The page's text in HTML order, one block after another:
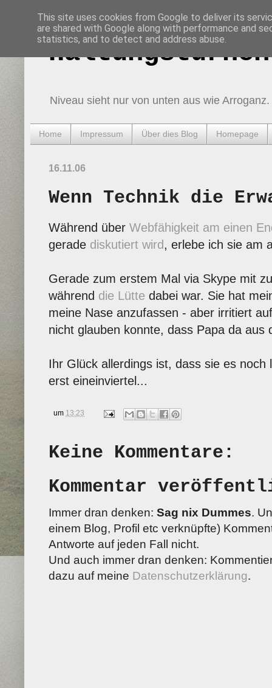
Haltungsturnen
Niveau sieht nur von unten aus wie Arroganz.
Home Impressum Über dies Blog Homepage
16.11.06
Wenn Technik die
Während über Webfähigkeit am einen
gerade diskutiert wird, erlebe ich sie am
Gerade zum erstem Mal via Skype mit
während die Lütte dabei war. Sie hat
meine Nase anzufassen - aber irritiert
nicht glauben konnte, dass Papa da aus
Ihr Glück allerdings ist, dass sie es
erst eineinviertel...
um 13:23
Keine Kommentare:
Kommentar
Immer dran denken: Sag nix Dummes.
einem Blog, Profil etc verknüpfte)
Antworte auf jeden Fall nicht.
Und auch immer dran denken:
dazu auf meine Datenschutzerklärung.
This site uses cookies from Google to deliver its
are shared with Google along with performance and
statistics, and to detect and address abuse.